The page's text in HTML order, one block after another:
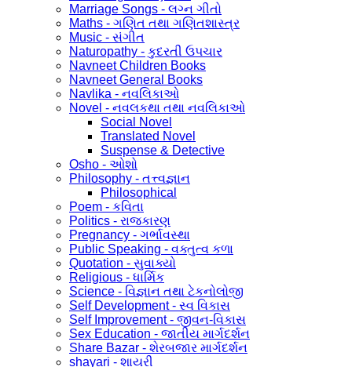
Marriage Songs - લગ્ન ગીતો
Maths - ગણિત તથા ગણિતશાસ્ત્ર
Music - સંગીત
Naturopathy - કુદરતી ઉપચાર
Navneet Children Books
Navneet General Books
Navlika - નવલિકાઓ
Novel - નવલકથા તથા નવલિકાઓ
Social Novel
Translated Novel
Suspense & Detective
Osho - ઓશો
Philosophy - તત્ત્વજ્ઞાન
Philosophical
Poem - કવિતા
Politics - રાજકારણ
Pregnancy - ગર્ભાવસ્થા
Public Speaking - વક્તુત્વ કળા
Quotation - સુવાક્યો
Religious - ધાર્મિક
Science - વિજ્ઞાન તથા ટેકનોલોજી
Self Development - સ્વ વિકાસ
Self Improvement - જીવન-વિકાસ
Sex Education - જાતીય માર્ગદર્શન
Share Bazar - શેરબજાર માર્ગદર્શન
shayari - શાયરી